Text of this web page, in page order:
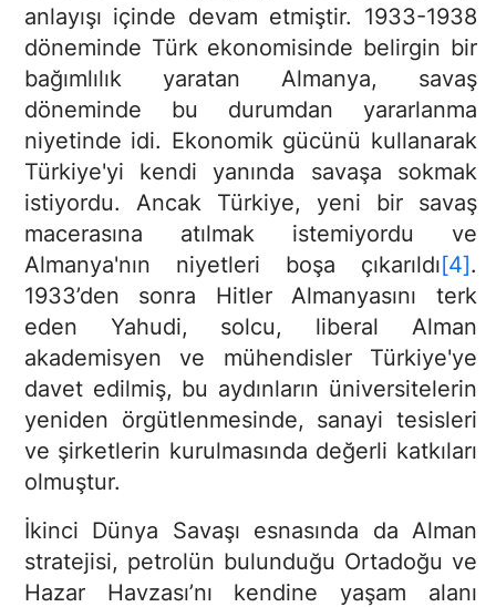
anlayışı içinde devam etmiştir. 1933-1938
döneminde Türk ekonomisinde belirgin bir
bağımlılık yaratan Almanya, savaş
döneminde bu durumdan yararlanma
niyetinde idi. Ekonomik gücünü kullanarak
Türkiye'yi kendi yanında savaşa sokmak
istiyordu. Ancak Türkiye, yeni bir savaş
macerasına atılmak istemiyordu ve
Almanya'nın niyetleri boşa çıkarıldı[4].
1933’den sonra Hitler Almanyasını terk
eden Yahudi, solcu, liberal Alman
akademisyen ve mühendisler Türkiye'ye
davet edilmiş, bu aydınların üniversitelerin
yeniden örgütlenmesinde, sanayi tesisleri
ve şirketlerin kurulmasında değerli katkıları
olmuştur.
İkinci Dünya Savaşı esnasında da Alman
stratejisi, petrolün bulunduğu Ortadoğu ve
Hazar Havzası’nı kendine yaşam alanı